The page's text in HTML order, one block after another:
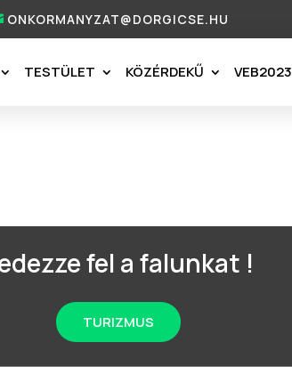
ONKORMANYZAT@DORGICSE.HU
TESTÜLET KÖZÉRDEKŰ VEB2023
fel a falunkat !
TURIZMUS